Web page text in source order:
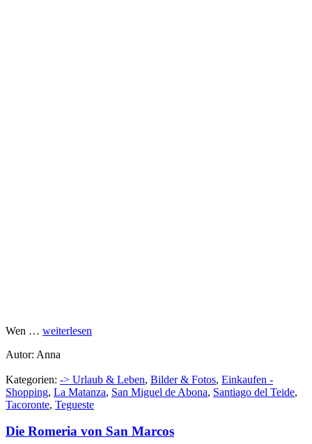
Wen … weiterlesen
Autor: Anna
Kategorien: -> Urlaub & Leben, Bilder & Fotos, Einkaufen -
Shopping, La Matanza, San Miguel de Abona, Santiago del Teide,
Tacoronte, Tegueste
Die Romeria von San Marcos